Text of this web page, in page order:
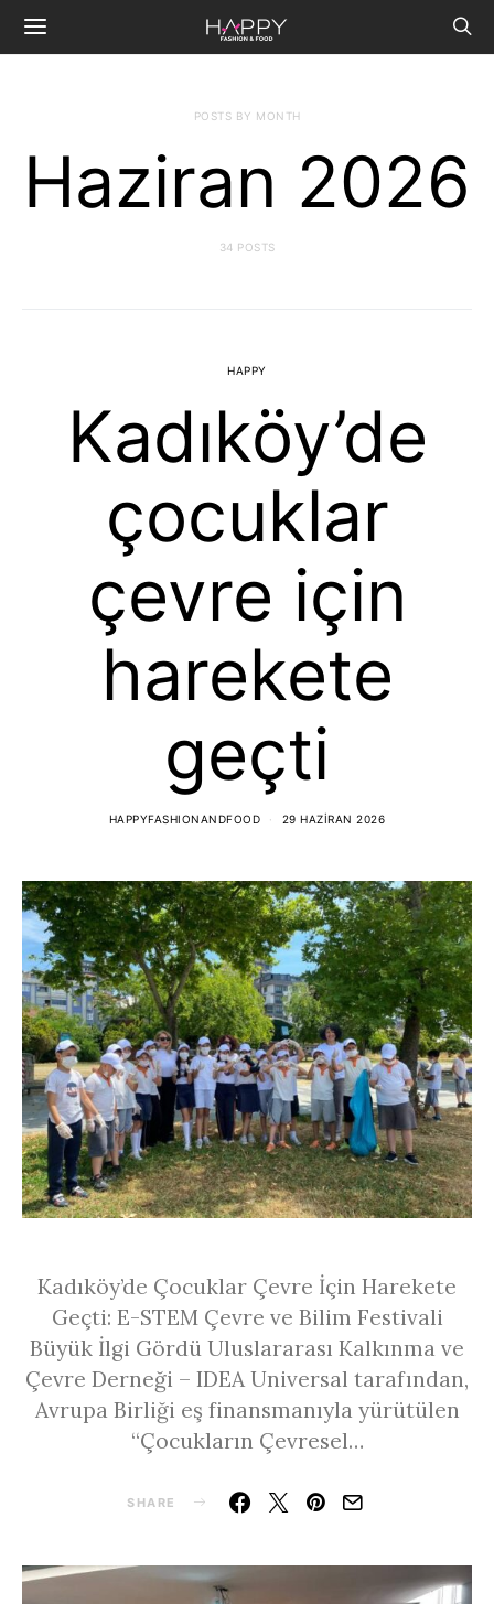
POSTS BY MONTH
Haziran 2026
34 POSTS
HAPPY
Kadıköy’de
çocuklar
çevre için
harekete
geçti
HAPPYFASHIONANDFOOD 29 HAZIRAN 2026
Kadıköy’de Çocuklar Çevre İçin Harekete
Geçti: E-STEM Çevre ve Bilim Festivali
Büyük İlgi Gördü Uluslararası Kalkınma ve
Çevre Derneği – IDEA Universal tarafından,
Avrupa Birliği eş finansmanıyla yürütülen
“Çocukların Çevresel…
SHARE